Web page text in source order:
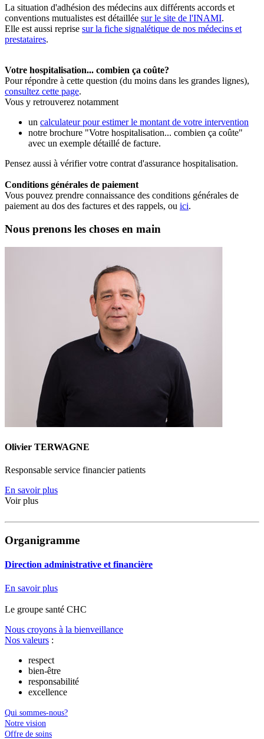
La situation d'adhésion des médecins aux différents accords et
conventions mutualistes est détaillée sur le site de l'INAMI.
Elle est aussi reprise sur la fiche signalétique de nos médecins et
prestataires.
Votre hospitalisation... combien ça coûte?
Pour répondre à cette question (du moins dans les grandes lignes),
consultez cette page.
Vous y retrouverez notamment
un calculateur pour estimer le montant de votre intervention
notre brochure "Votre hospitalisation... combien ça coûte"
avec un exemple détaillé de facture.
Pensez aussi à vérifier votre contrat d'assurance hospitalisation.
Conditions générales de paiement
Vous pouvez prendre connaissance des conditions générales de
paiement au dos des factures et des rappels, ou ici.
Nous prenons les choses en main
Olivier TERWAGNE
Responsable service financier patients
En savoir plus
Voir plus
Organigramme
Direction administrative et financière
En savoir plus
Le groupe santé CHC
Nous croyons à la bienveillance
Nos valeurs :
respect
bien-être
responsabilité
excellence
Qui sommes-nous?
Notre vision
Offre de soins